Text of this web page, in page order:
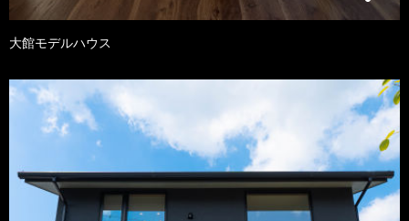
大館モデルハウス